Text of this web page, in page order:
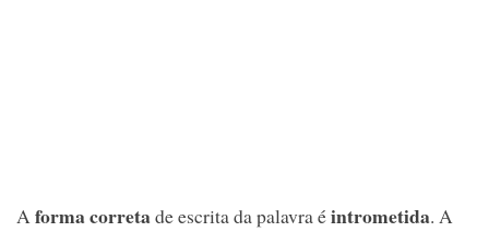
Aforma corretade escrita da palavra éintrometida. A